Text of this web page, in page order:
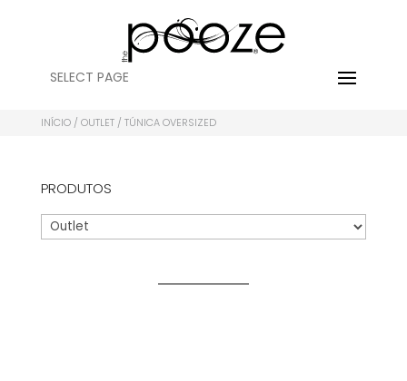
SELECT PAGE
INÍCIO/ OUTLET/ TÚNICA OVERSIZED
PRODUTOS